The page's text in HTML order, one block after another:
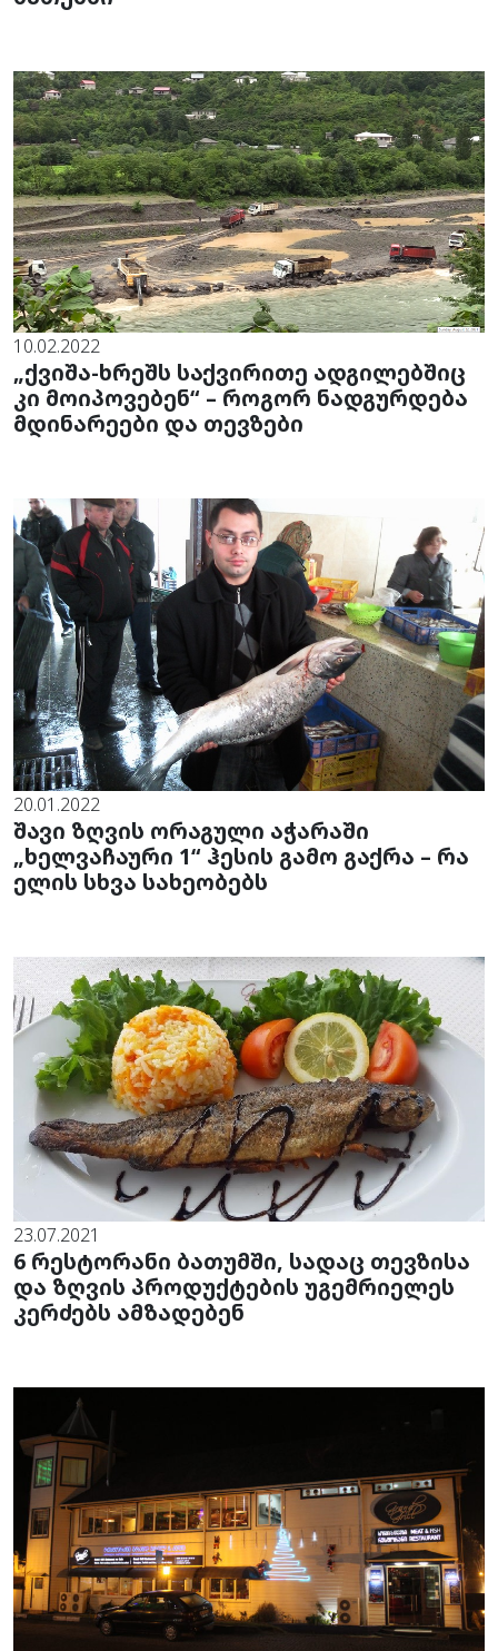
10.02.2022
„ქვიშა-ხრეშს საქვირითე ადგილებშიც
კი მოიპოვებენ“ – როგორ ნადგურდება
მდინარეები და თევზები
20.01.2022
შავი ზღვის ორაგული აჭარაში
„ხელვაჩაური 1“ ჰესის გამო გაქრა – რა
ელის სხვა სახეობებს
23.07.2021
6 რესტორანი ბათუმში, სადაც თევზისა
და ზღვის პროდუქტების უგემრიელეს
კერძებს ამზადებენ